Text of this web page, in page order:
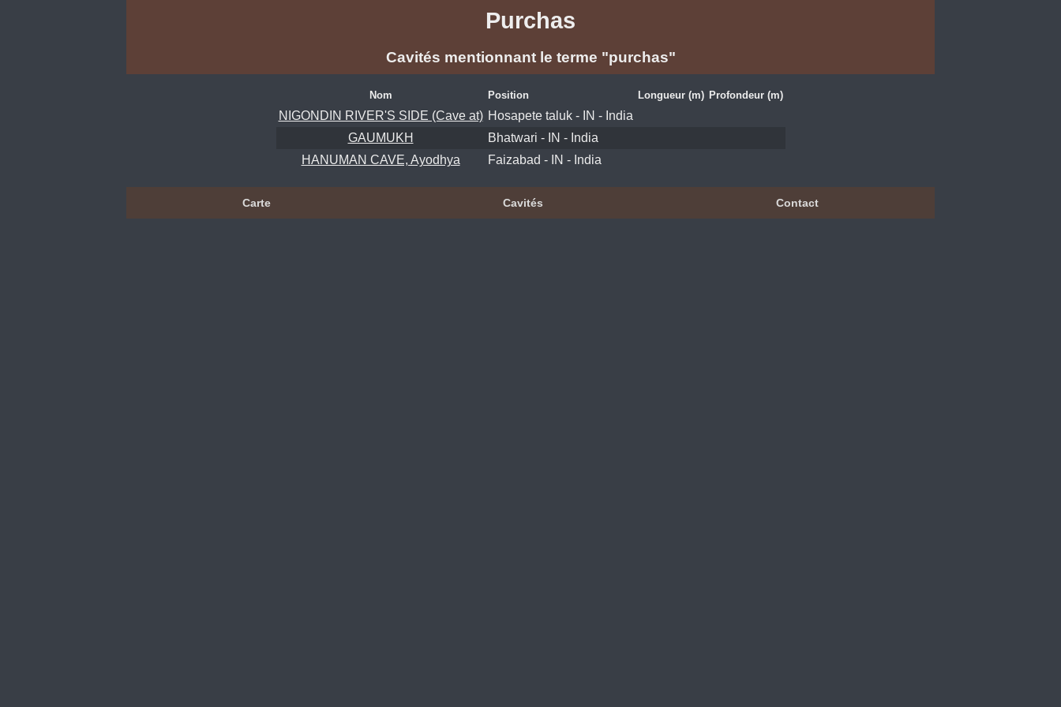
Purchas
Cavités mentionnant le terme "purchas"
Nom Position Longueur (m) Profondeur (m)
NIGONDIN RIVER'S SIDE (Cave at) Hosapete taluk - IN - India
GAUMUKH
Bhatwari - IN - India
HANUMAN CAVE, Ayodhya
Faizabad - IN - India
Carte Cavités Contact